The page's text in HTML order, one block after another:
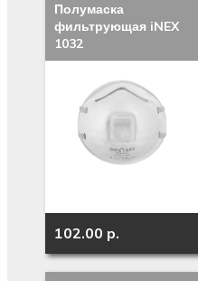
Полумаска
фильтрующая iNEX
1032
102.00 p.